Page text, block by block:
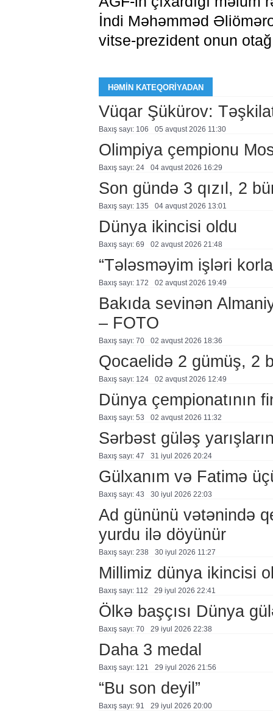
İndi Məhəmməd
vitse-prezident onun
HƏMIN KATEQORIYADAN
Vüqar Şükürov:
Baxış sayı: 106 05 avqust 2026 11:30
Olimpiya çempionu
Baxış sayı: 24 04 avqust 2026 16:29
Son gündə 3 qızıl, 2
Baxış sayı: 135 04 avqust 2026 13:01
Dünya ikincisi oldu
Baxış sayı: 69 02 avqust 2026 21:48
“Tələsməyim işləri
Baxış sayı: 172 02 avqust 2026 19:49
Bakıda sevinən
– FOTO
Baxış sayı: 70 02 avqust 2026 18:36
Qocaelidə 2 gümüş, 2
Baxış sayı: 124 02 avqust 2026 12:49
Dünya çempionatının
Baxış sayı: 53 02 avqust 2026 11:32
Sərbəst güləş
Baxış sayı: 47 31 i̇yul 2026 20:24
Gülxanım və Fatimə
Baxış sayı: 43 30 i̇yul 2026 22:03
Ad gününü vətənində
yurdu ilə döyünür
Baxış sayı: 238 30 i̇yul 2026 11:27
Millimiz dünya ikincisi
Baxış sayı: 112 29 i̇yul 2026 22:41
Ölkə başçısı Dünya
Baxış sayı: 70 29 i̇yul 2026 22:38
Daha 3 medal
Baxış sayı: 121 29 i̇yul 2026 21:56
“Bu son deyil”
Baxış sayı: 91 29 i̇yul 2026 20:00